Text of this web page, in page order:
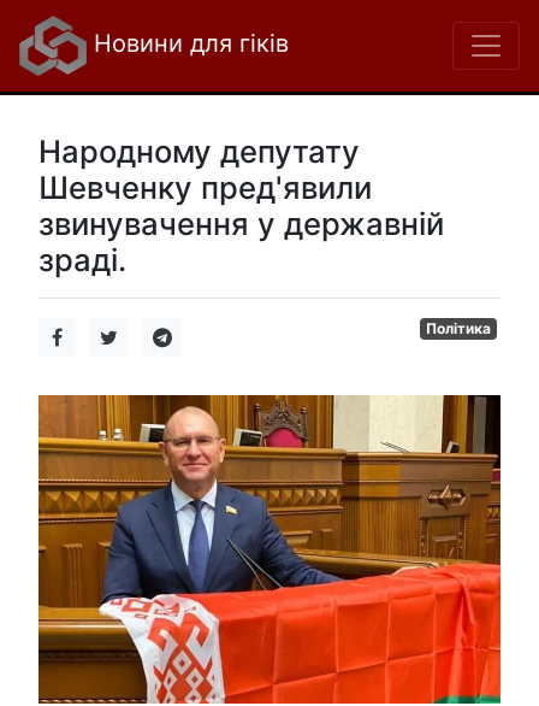
Новини для гіків
Народному депутату
Шевченку пред'явили
звинувачення у державній
зраді.
Політика